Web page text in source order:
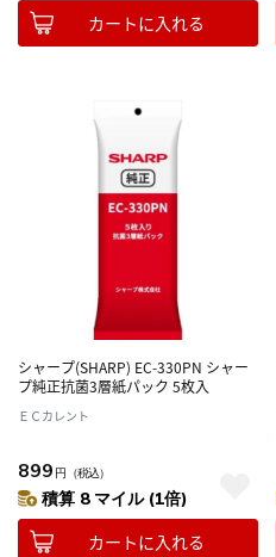
カートに入れる
シャープ(SHARP) EC-330PN シャー
プ純正抗菌3層紙パック 5枚入
ＥＣカレント
899 円 （税込）
積算 8 マイル (1倍)
カートに入れる